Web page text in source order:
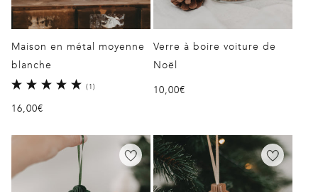
Maison en métal moyenne
blanche
(1)
Prix
16,00€
Verre à boire voiture de
Noël
Prix
10,00€